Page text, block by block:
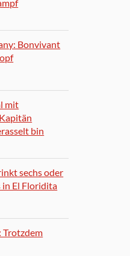
Bonvivant
mit
bin
sechs oder
El Floridita
Trotzdem